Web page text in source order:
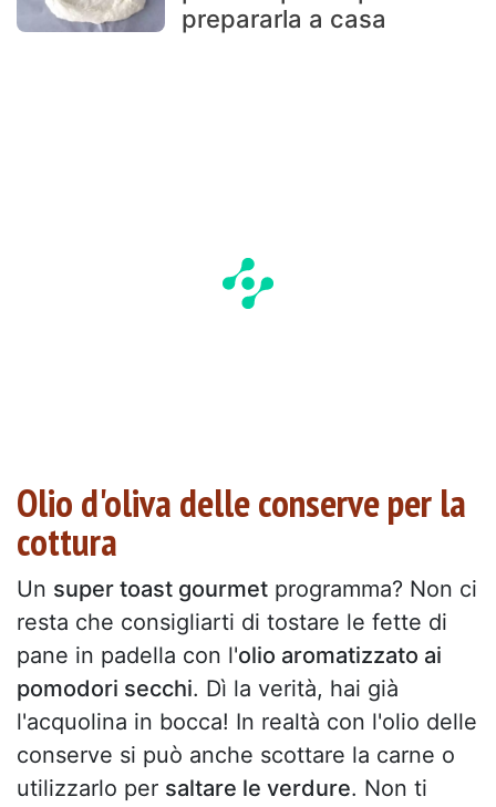
prepararla a casa
Olio d'oliva delle conserve per la
cottura
Un super toast gourmet programma? Non ci
resta che consigliarti di tostare le fette di
pane in padella con l'olio aromatizzato ai
pomodori secchi. Dì la verità, hai già
l'acquolina in bocca! In realtà con l'olio delle
conserve si può anche scottare la carne o
utilizzarlo per saltare le verdure. Non ti